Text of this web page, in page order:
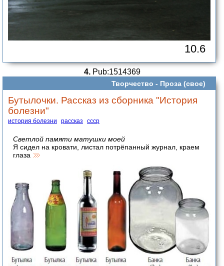
10.6
4.Pub:1514369
Творчество - Проза (свое)
Бутылочки. Рассказ из сборника "История
болезни"
история болезни рассказ ссср
Светлой памяти матушки моей
Я сидел на кровати, листал потрёпанный журнал, краем
глаза